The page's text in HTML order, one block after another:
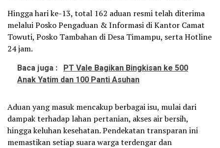
Hingga hari ke-13, total 162 aduan resmi telah diterima
melalui Posko Pengaduan & Informasi di Kantor Camat
Towuti, Posko Tambahan di Desa Timampu, serta Hotline
24 jam.
Baca juga : PT Vale Bagikan Bingkisan ke 500
Anak Yatim dan 100 Panti Asuhan
Aduan yang masuk mencakup berbagai isu, mulai dari
dampak terhadap lahan pertanian, akses air bersih,
hingga keluhan kesehatan. Pendekatan transparan ini
memastikan setiap suara warga terdengar dan